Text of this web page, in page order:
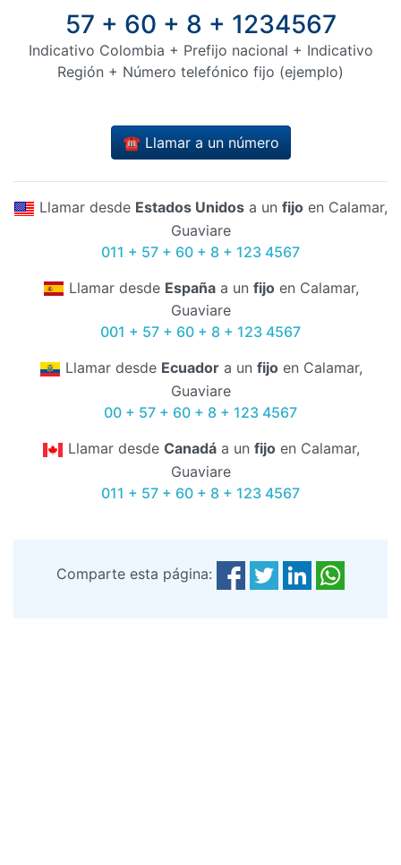
57 + 60 + 8 + 1234567
Indicativo Colombia + Prefijo nacional + Indicativo
Región + Número telefónico fijo (ejemplo)
☎️ Llamar a un número
Llamar desde Estados Unidos a un fijo en Calamar,
Guaviare
011 + 57 + 60 + 8 + 123 4567
Llamar desde Españaa un fijoen Calamar,
Guaviare
001 + 57 + 60 + 8 + 123 4567
Llamar desde Ecuadora un fijoen Calamar,
Guaviare
00 + 57 + 60 + 8 + 123 4567
Llamar desde Canadáa un fijoen Calamar,
Guaviare
011 + 57 + 60 + 8 + 123 4567
Comparte esta página: